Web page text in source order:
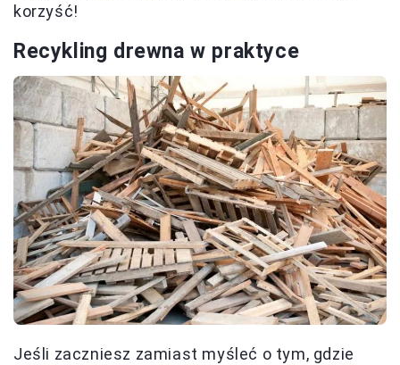
korzyść!
Recykling drewna w praktyce
Jeśli zaczniesz zamiast myśleć o tym, gdzie